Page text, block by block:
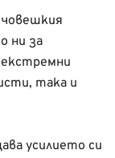
ни за
екстремни
така и
усилието си